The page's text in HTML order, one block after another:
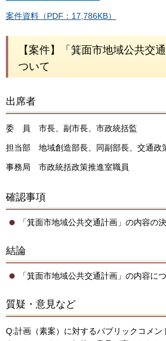
案件資料（PDF：17,786KB）
【案件】「箕面市地域公共交
ついて
出席者
委 員 市長、副市長、市政統括監
担当部 地域創造部長、同副部長、交通政
事務局 市政統括政策推進室職員
確認事項
「箕面市地域公共交通計画」の内容の
結論
「箕面市地域公共交通計画」の内容に
質疑・意見など
Q:計画（素案）に対するパブリックコメン